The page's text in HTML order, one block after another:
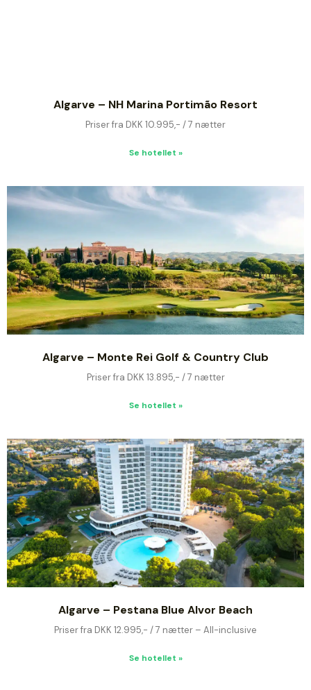
Algarve – NH Marina Portimão Resort
Priser fra DKK 10.995,- / 7 nætter
Se hotellet »
Algarve – Monte Rei Golf & Country Club
Priser fra DKK 13.895,- / 7 nætter
Se hotellet »
Algarve – Pestana Blue Alvor Beach
Priser fra DKK 12.995,- / 7 nætter – All-inclusive
Se hotellet »